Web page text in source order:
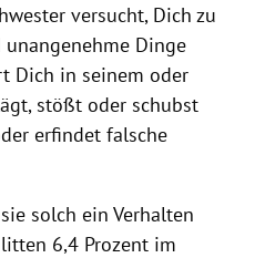
versucht, Dich zu
Dinge
Dich in seinem oder
stößt oder schubst
erfindet falsche
solch ein Verhalten
6,4 Prozent im